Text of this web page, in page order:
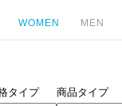
WOMEN MEN
タイプ 商品タイプ